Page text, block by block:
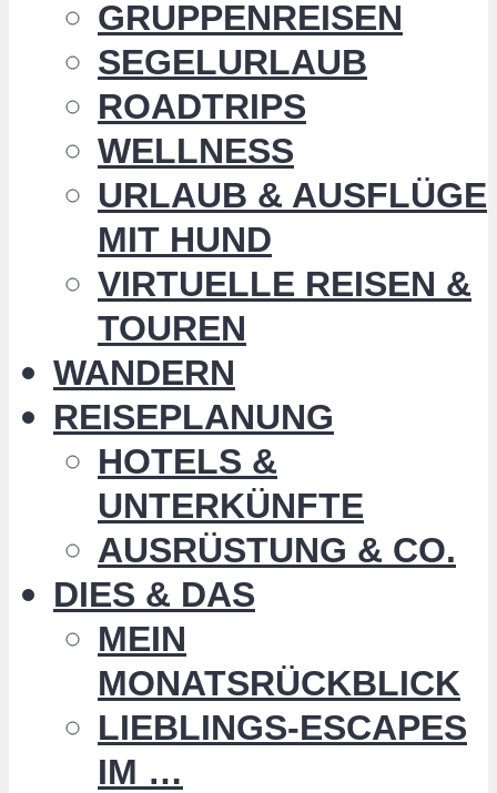
GRUPPENREISEN
SEGELURLAUB
ROADTRIPS
WELLNESS
URLAUB & AUSFLÜGE
MIT HUND
VIRTUELLE REISEN &
TOUREN
WANDERN
REISEPLANUNG
HOTELS &
UNTERKÜNFTE
AUSRÜSTUNG & CO.
DIES & DAS
MEIN
MONATSRÜCKBLICK
LIEBLINGS-ESCAPES
IM …